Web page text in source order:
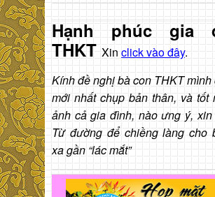
Hạnh phúc gia
THKT Xin click vào đây.
Kính đề nghị bà con THKT mình
mới nhất chụp bản thân, và tốt
ảnh cả gia đình, nào ưng ý,
Từ đường để chiềng làng cho
xa gần “lác mắt”